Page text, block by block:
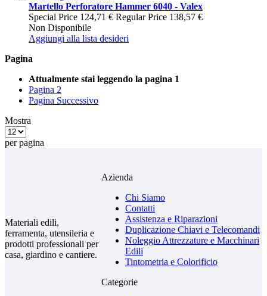
Martello Perforatore Hammer 6040 - Valex
Special Price 124,71 € Regular Price 138,57 €
Non Disponibile
Aggiungi alla lista desideri
Pagina
Attualmente stai leggendo la pagina 1
Pagina 2
Pagina Successivo
Mostra
per pagina
Materiali edili,
ferramenta, utensileria e
prodotti professionali per
casa, giardino e cantiere.
Azienda
Chi Siamo
Contatti
Assistenza e Riparazioni
Duplicazione Chiavi e Telecomandi
Noleggio Attrezzature e Macchinari
Edili
Tintometria e Colorificio
Categorie